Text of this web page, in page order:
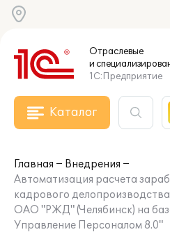
Отраслевые
и
1С:Предприятие
Каталог
Главная
Внедрения
Автоматизация расчета
кадрового
ОАО "РЖД" (Челябинск) на
Управление Персоналом 8.0"